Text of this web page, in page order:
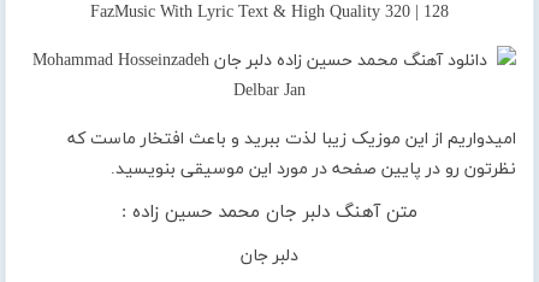
FazMusic With Lyric Text & High Quality 320 | 128
امیدواریم از این موزیک زیبا لذت ببرید و باعث افتخار ماست که
نظرتون رو در پایین صفحه در مورد این موسیقی بنویسید.
متن آهنگ دلبر جان محمد حسین زاده :
دلبر جان